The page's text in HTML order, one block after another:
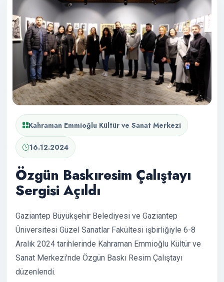
Kahraman Emmioğlu Kültür ve Sanat Merkezi
16.12.2024
Özgün Baskıresim Çalıştayı
Sergisi Açıldı
Gaziantep Büyükşehir Belediyesi ve Gaziantep
Üniversitesi Güzel Sanatlar Fakültesi işbirliğiyle 6-8
Aralık 2024 tarihlerinde Kahraman Emmioğlu Kültür ve
Sanat Merkezi'nde Özgün Baskı Resim Çalıştayı
düzenlendi.